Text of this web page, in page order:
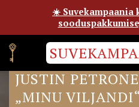
PETRONE PRINT
JUSTIN
„MINU VILJANDI“
☀️ Suvekampaania